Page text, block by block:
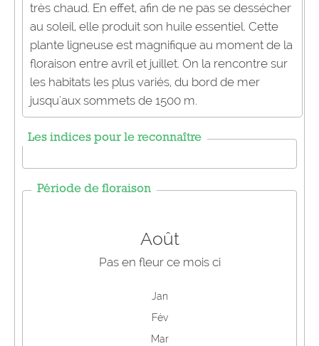
très chaud. En effet, afin de ne pas se dessécher
au soleil, elle produit son huile essentiel. Cette
plante ligneuse est magnifique au moment de la
floraison entre avril et juillet. On la rencontre sur
les habitats les plus variés, du bord de mer
jusqu'aux sommets de 1500 m.
Les indices pour le reconnaître
Période de floraison
Août
Pas en fleur ce mois ci
Jan
Fév
Mar